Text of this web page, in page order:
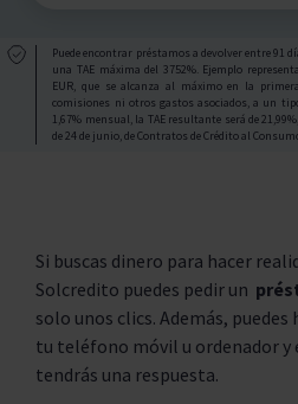
Puede encontrar préstamos a devolver entre 91
una TAE máxima del 3752%. Ejemplo
EUR, que se alcanza al máximo en la
comisiones ni otros gastos asociados, a un
1,67% mensual, la TAE resultante será de
de 24 de junio, de Contratos de Crédito al
Si buscas dinero para hacer
Solcredito puedes pedir un
solo unos clics. Además,
tu teléfono móvil u ordenador y
tendrás una respuesta.